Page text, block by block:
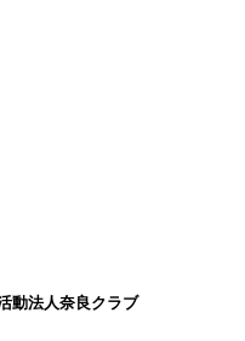
動法人奈良クラブ